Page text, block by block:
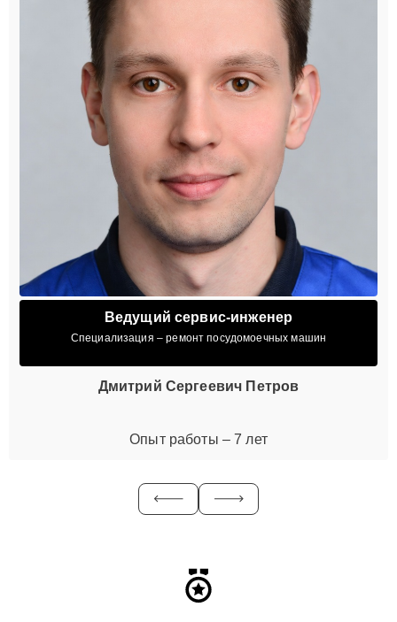
Ведущий сервис-инженер
Специализация – ремонт посудомоечных машин
Дмитрий Сергеевич Петров
Опыт работы – 7 лет